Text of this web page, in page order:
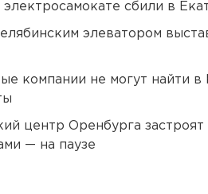
электросамокате сбили в
элеватором
компании не могут найти в
центр Оренбурга
— на паузе